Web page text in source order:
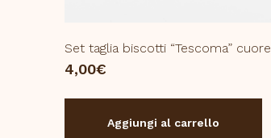
Set taglia biscotti “Tescoma” cuore
4,00€
Aggiungi al carrello